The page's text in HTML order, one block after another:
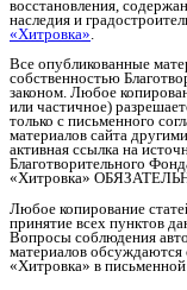
восстановления,
наследия и
«Хитровка».
Все опубликованные
собственностью
законом. Любое
или частичное)
только с письменного
материалов сайта
активная ссылка на
Благотворительного
«Хитровка»
Любое копирование
принятие всех пунктов
Вопросы соблюдения
материалов обсуждаются
«Хитровка» в